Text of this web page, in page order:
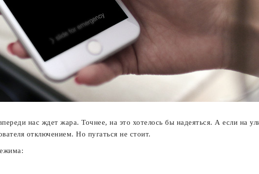
нас ждет жара. Точнее, на это хотелось бы надеяться. А если на
отключением. Но пугаться не стоит.